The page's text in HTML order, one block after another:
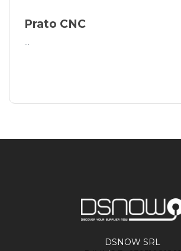
Prato CNC
...
DSNOW SRL